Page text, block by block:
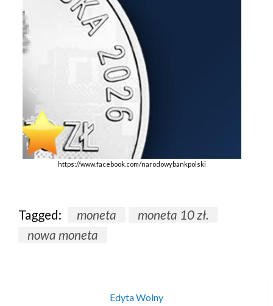
https://www.facebook.com/narodowybankpolski
Tagged: moneta
moneta 10 zł.
nowa moneta
Edyta Wolny